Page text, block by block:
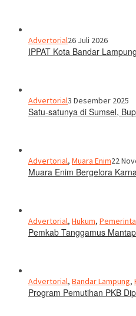
Advertorial26 Juli 2026
IPPAT Kota Bandar
Advertorial3 Desember 2025
Satu-satunya di Sumsel,
Advertorial, Muara Enim22
Muara Enim Bergelora
Advertorial, Hukum,
Pemkab Tanggamus
Advertorial, Bandar Lampung,
Program Pemutihan PKB